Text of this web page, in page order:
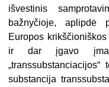
išvestinis
bažnyčioje, aplipdė
Europos
ir dar įgavo
substancija